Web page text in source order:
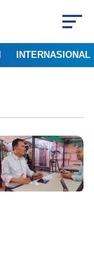
INTERNASIONAL